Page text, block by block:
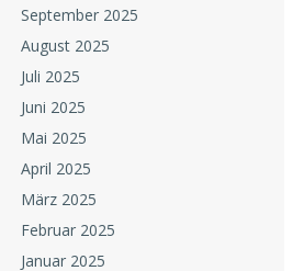
September 2025
August 2025
Juli 2025
Juni 2025
Mai 2025
April 2025
März 2025
Februar 2025
Januar 2025